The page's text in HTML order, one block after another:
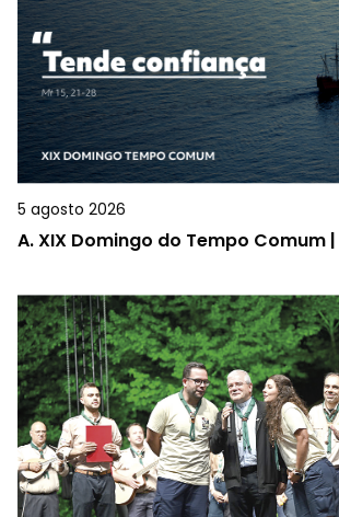
5 agosto 2026
A.XIX Domingo do Tempo Comum |